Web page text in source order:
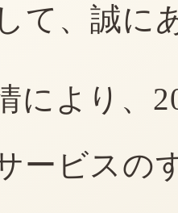
て、誠に
により、
ービスの